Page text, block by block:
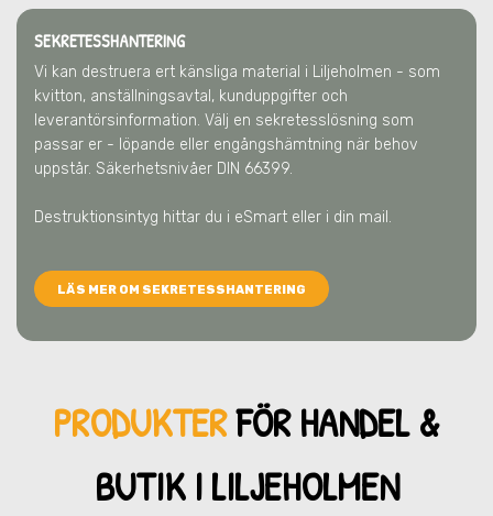
SEKRETESSHANTERING
Vi kan destruera ert känsliga material i Liljeholmen - som
kvitton, anställningsavtal, kunduppgifter och
leverantörsinformation. Välj en sekretesslösning som
passar er - löpande eller engångshämtning när behov
uppstår. Säkerhetsnivåer DIN 66399.
Destruktionsintyg hittar du i eSmart eller i din mail.
LÄS MER OM SEKRETESSHANTERING
PRODUKTERFÖR HANDEL &
BUTIK I LILJEHOLMEN